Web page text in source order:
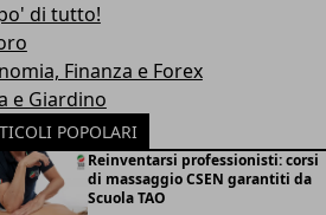
di tutto!
Finanza e Forex
e Giardino
POPOLARI
Reinventarsi professionisti: corsi
di massaggio CSEN garantiti da
Scuola TAO